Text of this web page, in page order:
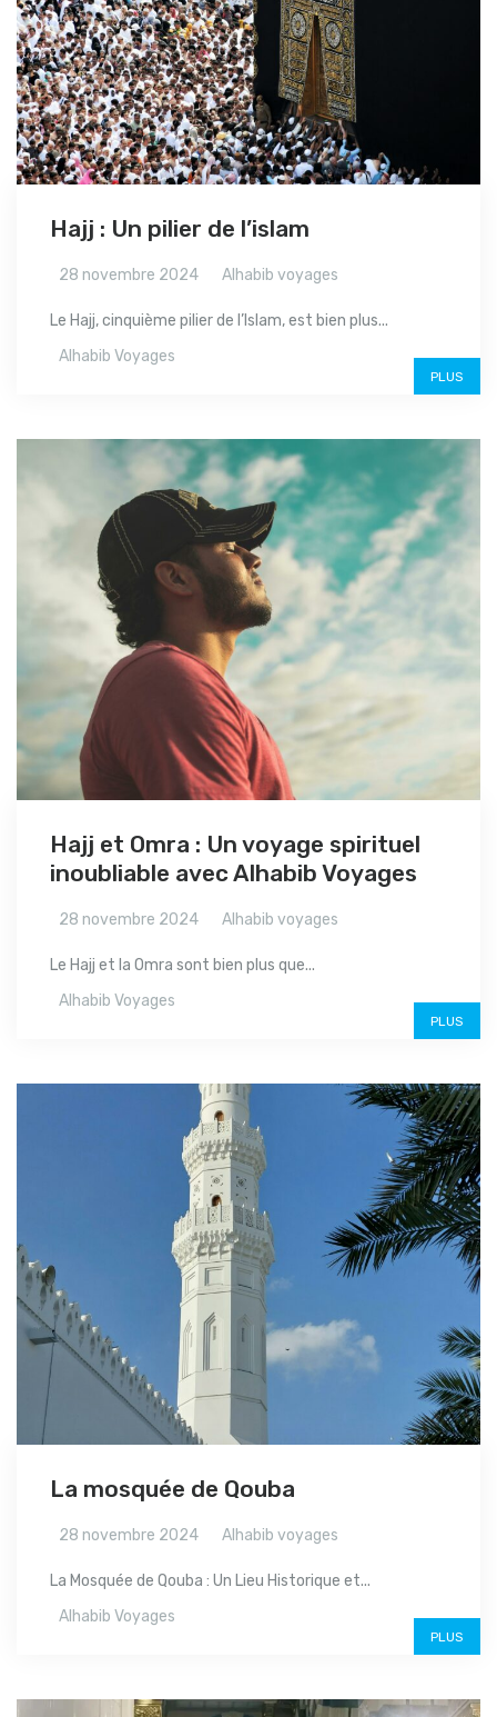
Hajj : Un pilier de l’islam
28 novembre 2024 Alhabib voyages
Le Hajj, cinquième pilier de l’Islam, est bien plus...
Alhabib Voyages
PLUS
Hajj et Omra : Un voyage spirituel
inoubliable avec Alhabib Voyages
28 novembre 2024 Alhabib voyages
Le Hajj et la Omra sont bien plus que...
Alhabib Voyages
PLUS
La mosquée de Qouba
28 novembre 2024 Alhabib voyages
La Mosquée de Qouba : Un Lieu Historique et...
Alhabib Voyages
PLUS